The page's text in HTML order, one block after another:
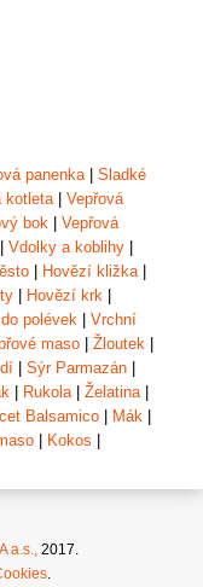
panenka| Sladké
kotleta| Vepřová
bok
Vepřová
Vdolky a koblihy
Hovězí kližka|
Hovězí krk
polévek
Vrchní
maso Žloutek
Sýr Parmazán
Rukola| Želatina|
Balsamico Mák
Kokos
a.s., 2017.
.